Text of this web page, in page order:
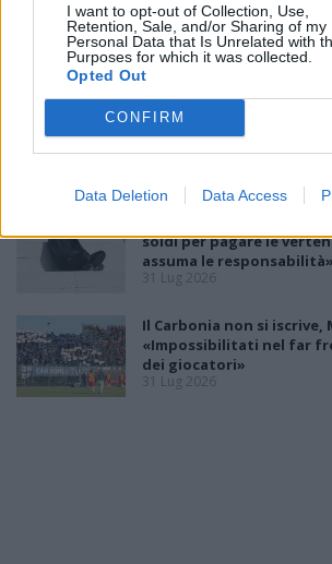
I want to opt-out of Collection, Use,
Retention, Sale, and/or Sharing of my
Personal Data that Is Unrelated with
Purposes for which it was collected.
Opted Out
CONFIRM
Data Deletion Data Access
Colpo del Tortolì: arriva il
figlio d'arte Bruno Conti
1 Ago 2026
La Villacidrese torna in
l'Antiochense va in
Aranci e La Salle salgono
soldi per pagare le
assuma le responsabilità»
31 Lug 2026
Il Carbonia non si iscrive,
«Impossibilitati nel far
dei giocatori»
31 Lug 2026